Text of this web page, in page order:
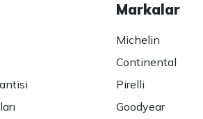
Markalar
Michelin
Continental
Pirelli
Goodyear